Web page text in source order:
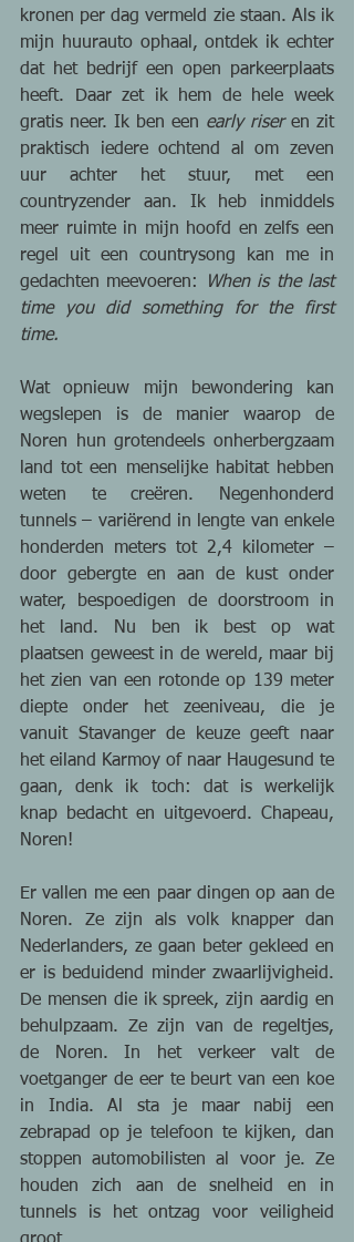
kronen per dag vermeld zie staan. Als ik
mijn huurauto ophaal, ontdek ik echter
dat het bedrijf een open parkeerplaats
heeft. Daar zet ik hem de hele week
gratis neer. Ik ben een early riser en zit
praktisch iedere ochtend al om zeven
uur achter het stuur, met een
countryzender aan. Ik heb inmiddels
meer ruimte in mijn hoofd en zelfs een
regel uit een countrysong kan me in
gedachten meevoeren:
When is the last
time you did something for the first
time.
Wat opnieuw mijn bewondering kan
wegslepen is de manier waarop de
Noren hun grotendeels onherbergzaam
land tot een menselijke habitat hebben
weten te creëren. Negenhonderd
tunnels – variërend in lengte van enkele
honderden meters tot 2,4 kilometer –
door gebergte en aan de kust onder
water, bespoedigen de doorstroom in
het land. Nu ben ik best op wat
plaatsen geweest in de wereld, maar bij
het zien van een rotonde op 139 meter
diepte onder het zeeniveau, die je
vanuit Stavanger de keuze geeft naar
het eiland Karmoy of naar Haugesund te
gaan, denk ik toch: dat is werkelijk
knap bedacht en uitgevoerd. Chapeau,
Noren!
Er vallen me een paar dingen op aan de
Noren. Ze zijn als volk knapper dan
Nederlanders, ze gaan beter gekleed en
er is beduidend minder zwaarlijvigheid.
De mensen die ik spreek, zijn aardig en
behulpzaam. Ze zijn van de regeltjes,
de Noren. In het verkeer valt de
voetganger de eer te beurt van een koe
in India. Al sta je maar nabij een
zebrapad op je telefoon te kijken, dan
stoppen automobilisten al voor je. Ze
houden zich aan de snelheid en in
tunnels is het ontzag voor veiligheid